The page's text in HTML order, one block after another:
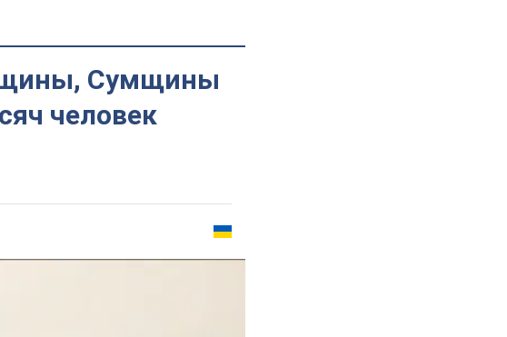
Сумщины
человек